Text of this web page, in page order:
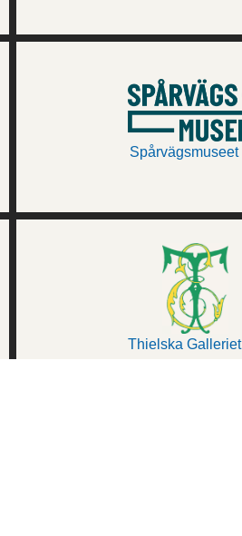
Spårvägsmuseet
Thielska Galleriet